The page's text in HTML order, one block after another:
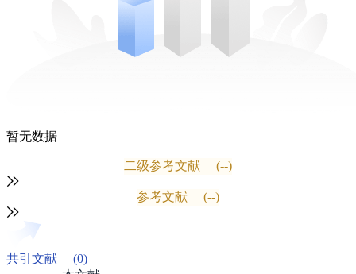
暂无数据
二级参考文献 (--)
参考文献 (--)
共引文献
(0)